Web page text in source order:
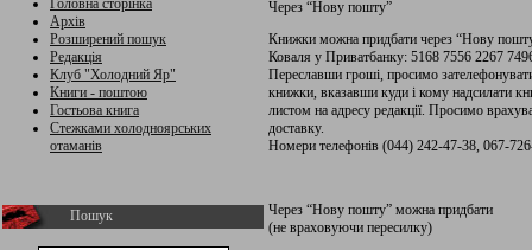
Головна сторінка
Архів
Розширений пошук
Редакція
Клуб "Холодний Яр"
Книги - поштою
Гостьова книга
Стежками холодноярських
отаманів
Пошук
Через “Нову пошту”
Книжки можна придбати через “Нову
Коваля у Приватбанку: 5168 7556 2267
Переславши гроші, просимо
книжки, вказавши куди і кому надсилати
листом на адресу редакції. Просимо
доставку.
Номери телефонів (044) 242-47-38, 067-
Через “Нову пошту” можна придбати
(не враховуючи пересилку)